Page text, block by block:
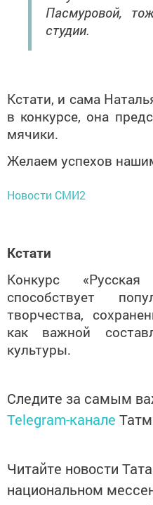
Пасмуровой,
студии.
Кстати, и сама
в конкурсе, она
мячики.
Желаем успехов
Новости СМИ2
Кстати
Конкурс
способствует
творчества,
как важной
культуры.
Следите за самым
Telegram-канале
Читайте новости
национальном